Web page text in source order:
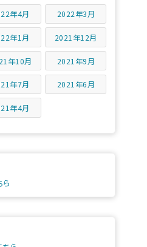
年4月 2022年3月
年1月 2021年12月
年10月 2021年9月
年7月 2021年6月
年4月